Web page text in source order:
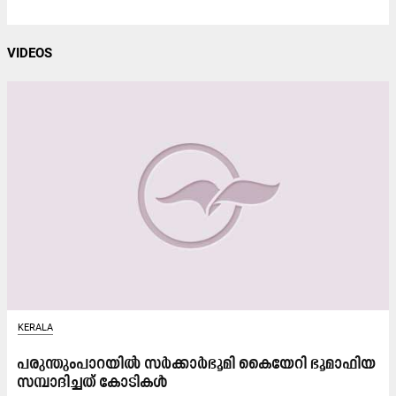
VIDEOS
KERALA
പരുന്തുംപാറയിൽ സർക്കാർഭൂമി കൈയേറി ഭൂമാഫിയ
സമ്പാദിച്ചത്​ കോടികൾ